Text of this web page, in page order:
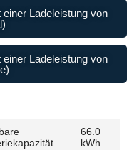
Ladeleistung von
Ladeleistung von
66.0
kWh